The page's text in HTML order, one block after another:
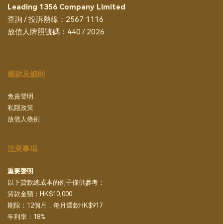
Leading 1356 Company Limited
查詢 / 投訴熱線：2567 1116
放債人牌照號碼：440 / 2026
條款及細則
免責聲明
私隱政策
放債人條例
注意事項
重要聲明
以下貸款總成本的例子僅供參考：
貸款金額：HK$10,000
期限：12個月，每月還款HK$917
年利率：18%